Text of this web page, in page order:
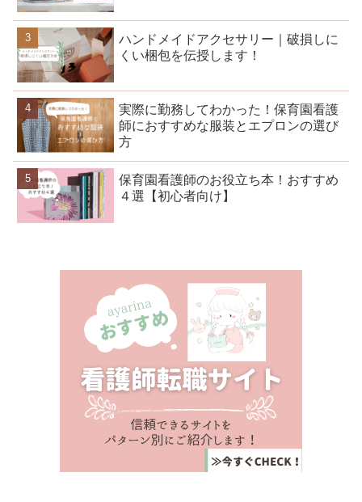
ハンドメイドアクセサリー｜破損しに
くい梱包を伝授します！
実際に勤務してわかった！保育園看護
師におすすめな服装とエプロンの選び
方
保育園看護師のお役立ち本！おすすめ
４選【初心者向け】